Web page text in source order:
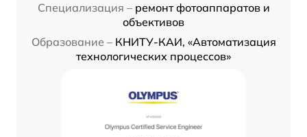
Специализация – ремонт фотоаппаратов и
объективов
Образование – КНИТУ-КАИ, «Автоматизация
технологических процессов»